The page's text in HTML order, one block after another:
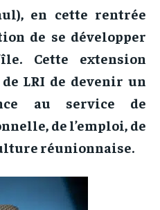
en cette rentrée
de se développer
Cette extension
LRI de devenir un
au service de
de l’emploi, de
réunionnaise.